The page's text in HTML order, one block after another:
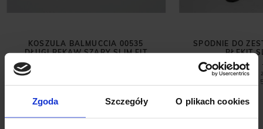
Zgoda Szczegóły O plikach cookies
KOSZULA BALMUCCIA 00535
DŁUGI RĘKAW SZARY SLIM FIT
Najniższa cena z 30 dni przed
SPODNIE DO
BŁĘKIT
299,00 ZŁ
Najniższa cena